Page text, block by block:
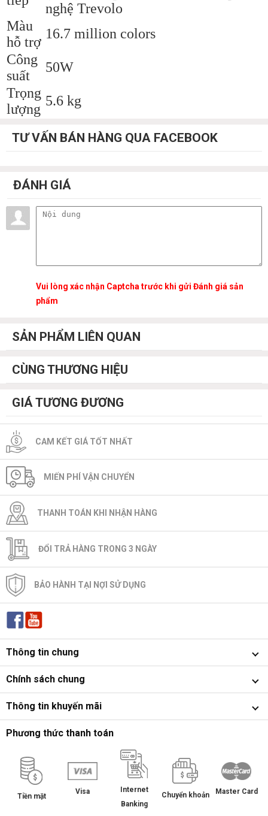
nghệ Trevolo
Màu
hỗ trợ
16.7 million colors
Công
suất
50W
Trọng
lượng
5.6 kg
TƯ VẤN BÁN HÀNG QUA FACEBOOK
ĐÁNH GIÁ
Vui lòng xác nhận Captcha trước khi gửi Đánh giá sản
phẩm
SẢN PHẨM LIÊN QUAN
CÙNG THƯƠNG HIỆU
GIÁ TƯƠNG ĐƯƠNG
CAM KẾT GIÁ TỐT NHẤT
MIẾN PHÍ VẬN CHUYỂN
THANH TOÁN KHI NHẬN HÀNG
ĐỔI TRẢ HÀNG TRONG 3 NGÀY
BẢO HÀNH TẠI NỢI SỬ DỤNG
Thông tin chung
Chính sách chung
Thông tin khuyến mãi
Phương thức thanh toán
Tiền mặt
Visa
Internet
Banking
Chuyển khoản Master Card